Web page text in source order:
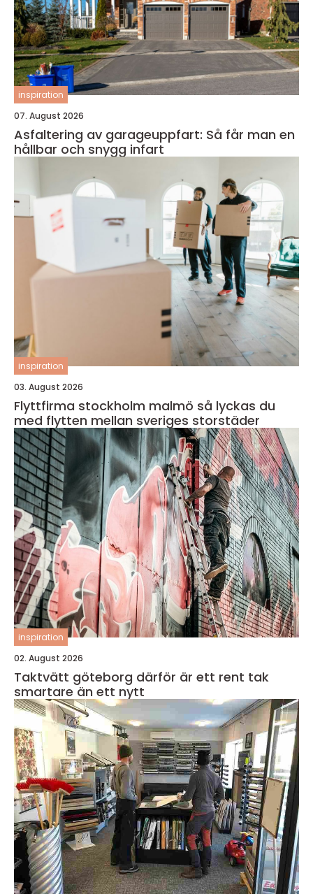
inspiration
07. August 2026
Asfaltering av garageuppfart: Så får man en
hållbar och snygg infart
inspiration
03. August 2026
Flyttfirma stockholm malmö så lyckas du
med flytten mellan sveriges storstäder
inspiration
02. August 2026
Taktvätt göteborg därför är ett rent tak
smartare än ett nytt